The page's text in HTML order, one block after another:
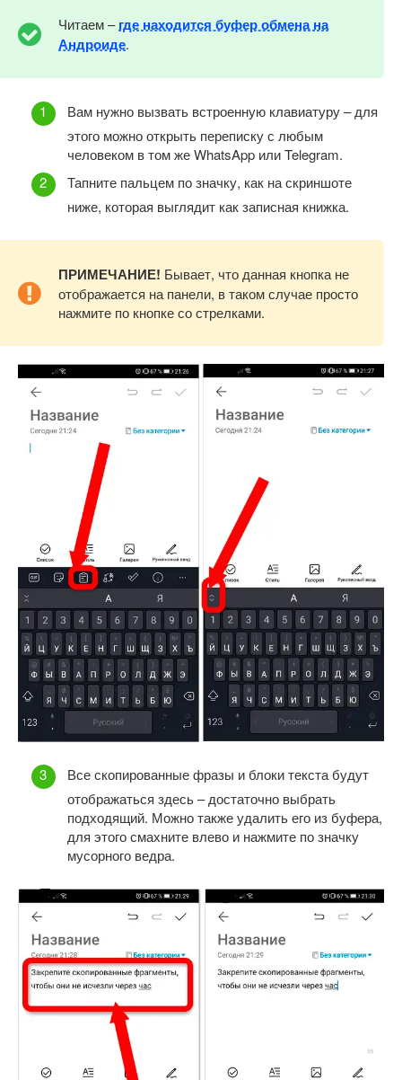
Читаем –где находится буфер обмена на
Андроиде.
Вам нужно вызвать встроенную клавиатуру – для
этого можно открыть переписку с любым
человеком в том же WhatsApp или Telegram.
Тапните пальцем по значку, как на скриншоте
ниже, которая выглядит как записная книжка.
ПРИМЕЧАНИЕ! Бывает, что данная кнопка не
отображается на панели, в таком случае просто
нажмите по кнопке со стрелками.
Все скопированные фразы и блоки текста будут
отображаться здесь – достаточно выбрать
подходящий. Можно также удалить его из буфера,
для этого смахните влево и нажмите по значку
мусорного ведра.